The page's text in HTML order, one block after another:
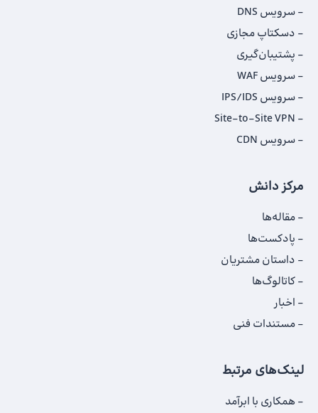
سرویس DNS
دسکتاپ مجازی
پشتیبان‌گیری
سرویس WAF
سرویس IPS/IDS
Site-to-Site VPN
سرویس CDN
مرکز دانش
مقاله‌ها
پادکست‌ها
داستان‌ مشتریان
کاتالوگ‌‌ها
اخبار
مستندات فنی
لینک‌های مرتبط
همکاری با ابرآمد